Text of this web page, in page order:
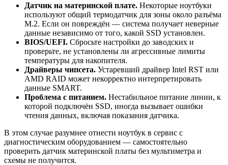
Датчик на материнской плате. Некоторые ноутбуки
используют общий термодатчик для зоны около разъёма
M.2. Если он повреждён — система получает неверные
данные независимо от того, какой SSD установлен.
BIOS/UEFI. Сбросьте настройки до заводских и
проверьте, не установлены ли агрессивные лимиты
температуры для накопителя.
Драйверы чипсета. Устаревший драйвер Intel RST или
AMD RAID может некорректно интерпретировать
данные SMART.
Проблема с питанием. Нестабильное питание линии, к
которой подключён SSD, иногда вызывает ошибки
чтения данных, включая показания датчика.
В этом случае разумнее отнести ноутбук в сервис с
диагностическим оборудованием — самостоятельно
проверить датчик материнской платы без мультиметра и
схемы не получится.